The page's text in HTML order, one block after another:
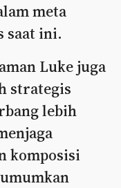
meta
saat ini.
Luke juga
strategis
lebih
komposisi